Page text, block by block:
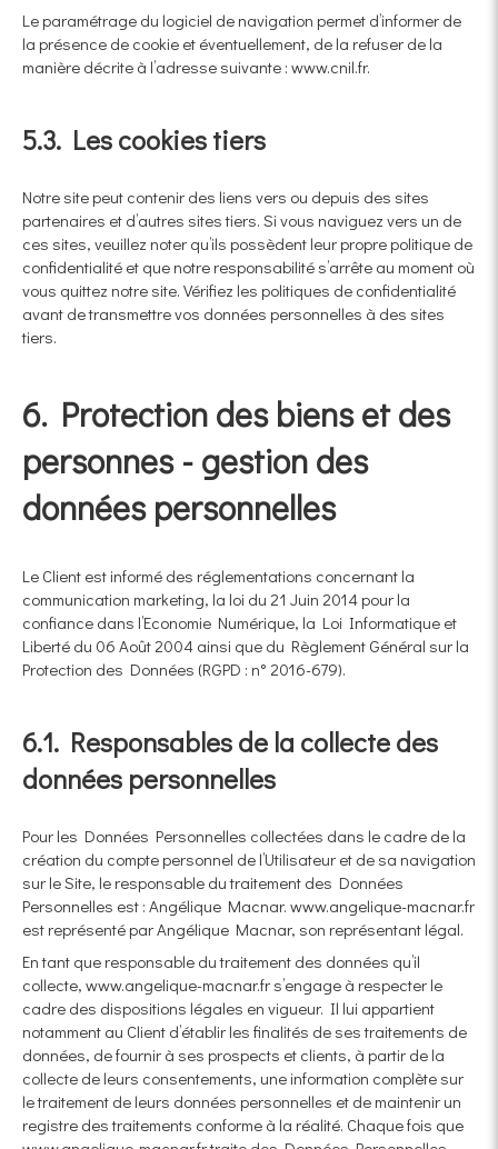
Le paramétrage du logiciel de navigation permet d’informer de
la présence de cookie et éventuellement, de la refuser de la
manière décrite à l’adresse suivante : www.cnil.fr.
5.3. Les cookies tiers
Notre site peut contenir des liens vers ou depuis des sites
partenaires et d’autres sites tiers. Si vous naviguez vers un de
ces sites, veuillez noter qu’ils possèdent leur propre politique de
confidentialité et que notre responsabilité s’arrête au moment où
vous quittez notre site. Vérifiez les politiques de confidentialité
avant de transmettre vos données personnelles à des sites
tiers.
6. Protection des biens et des
personnes - gestion des
données personnelles
Le Client est informé des réglementations concernant la
communication marketing, la loi du 21 Juin 2014 pour la
confiance dans l’Economie Numérique, la Loi Informatique et
Liberté du 06 Août 2004 ainsi que du Règlement Général sur la
Protection des Données (RGPD : n° 2016-679).
6.1. Responsables de la collecte des
données personnelles
Pour les Données Personnelles collectées dans le cadre de la
création du compte personnel de l’Utilisateur et de sa navigation
sur le Site, le responsable du traitement des Données
Personnelles est : Angélique Macnar. www.angelique-macnar.fr
est représenté par Angélique Macnar, son représentant légal.
En tant que responsable du traitement des données qu’il
collecte, www.angelique-macnar.fr s’engage à respecter le
cadre des dispositions légales en vigueur. Il lui appartient
notamment au Client d’établir les finalités de ses traitements de
données, de fournir à ses prospects et clients, à partir de la
collecte de leurs consentements, une information complète sur
le traitement de leurs données personnelles et de maintenir un
registre des traitements conforme à la réalité. Chaque fois que